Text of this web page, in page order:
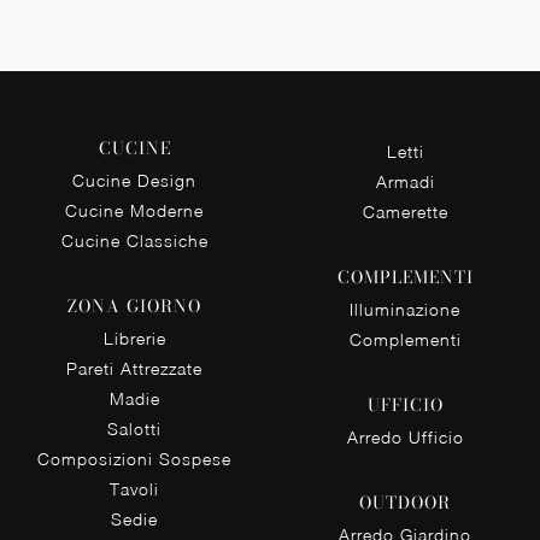
CUCINE
Cucine Design
Cucine Moderne
Cucine Classiche
ZONA GIORNO
Librerie
Pareti Attrezzate
Madie
Salotti
Composizioni Sospese
Tavoli
Sedie
Letti
Armadi
Camerette
COMPLEMENTI
Illuminazione
Complementi
UFFICIO
Arredo Ufficio
OUTDOOR
Arredo Giardino